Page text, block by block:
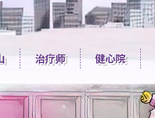
治疗师 健心院